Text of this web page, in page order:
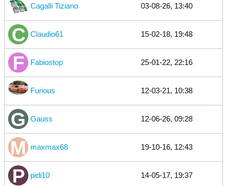
Cagalli Tiziano 03-08-26, 13:40
Claudio61 15-02-18, 19:48
Fabiostop 25-01-22, 22:16
Furious 12-03-21, 10:38
Gauss 12-06-26, 09:28
maxmax68 19-10-16, 12:43
pidi10 14-05-17, 19:37